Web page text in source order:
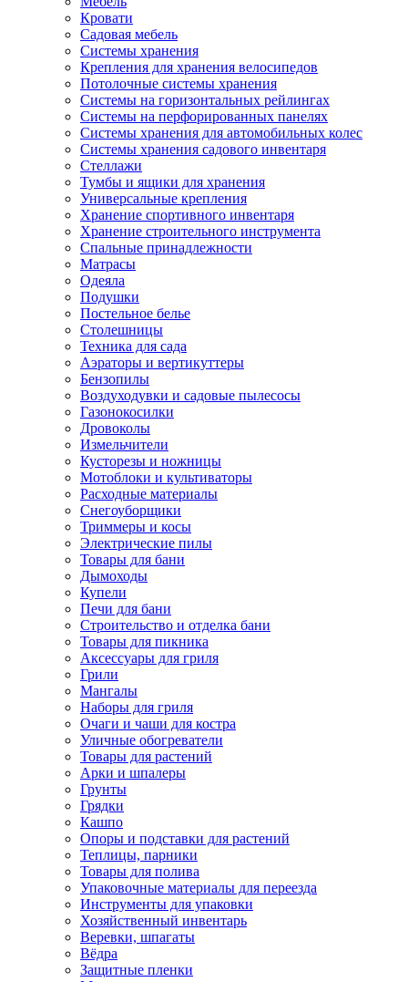
Кровати
Садовая мебель
Системы хранения
Крепления для хранения велосипедов
Потолочные системы хранения
Системы на горизонтальных рейлингах
Системы на перфорированных панелях
Системы хранения для автомобильных колес
Системы хранения садового инвентаря
Стеллажи
Тумбы и ящики для хранения
Универсальные крепления
Хранение спортивного инвентаря
Хранение строительного инструмента
Спальные принадлежности
Матрасы
Одеяла
Подушки
Постельное белье
Столешницы
Техника для сада
Аэраторы и вертикуттеры
Бензопилы
Воздуходувки и садовые пылесосы
Газонокосилки
Дровоколы
Измельчители
Кусторезы и ножницы
Мотоблоки и культиваторы
Расходные материалы
Снегоуборщики
Триммеры и косы
Электрические пилы
Товары для бани
Дымоходы
Купели
Печи для бани
Строительство и отделка бани
Товары для пикника
Аксессуары для гриля
Грили
Мангалы
Наборы для гриля
Очаги и чаши для костра
Уличные обогреватели
Товары для растений
Арки и шпалеры
Грунты
Грядки
Кашпо
Опоры и подставки для растений
Теплицы, парники
Товары для полива
Упаковочные материалы для переезда
Инструменты для упаковки
Хозяйственный инвентарь
Веревки, шпагаты
Вёдра
Защитные пленки